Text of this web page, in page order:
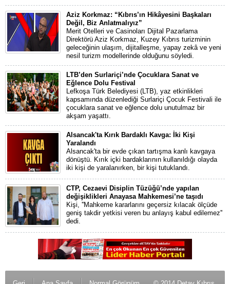
Aziz Korkmaz: “Kıbrıs’ın Hikâyesini Başkaları
Değil, Biz Anlatmalıyız”
Merit Otelleri ve Casinoları Dijital Pazarlama
Direktörü Aziz Korkmaz, Kuzey Kıbrıs turizminin
geleceğinin ulaşım, dijitalleşme, yapay zekâ ve yeni
nesil turizm modellerinde olduğunu söyledi.
LTB’den Surlariçi’nde Çocuklara Sanat ve
Eğlence Dolu Festival
Lefkoşa Türk Belediyesi (LTB), yaz etkinlikleri
kapsamında düzenlediği Surlariçi Çocuk Festivali ile
çocuklara sanat ve eğlence dolu unutulmaz bir
akşam yaşattı.
Alsancak'ta Kırık Bardaklı Kavga: İki Kişi
Yaralandı
Alsancak'ta bir evde çıkan tartışma kanlı kavgaya
dönüştü. Kırık içki bardaklarının kullanıldığı olayda
iki kişi de yaralanırken, bir kişi tutuklandı.
CTP, Cezaevi Disiplin Tüzüğü’nde yapılan
değişiklikleri Anayasa Mahkemesi’ne taşıdı
Kişi, ''Mahkeme kararlarını geçersiz kılacak ölçüde
geniş takdir yetkisi veren bu anlayış kabul edilemez''
dedi.